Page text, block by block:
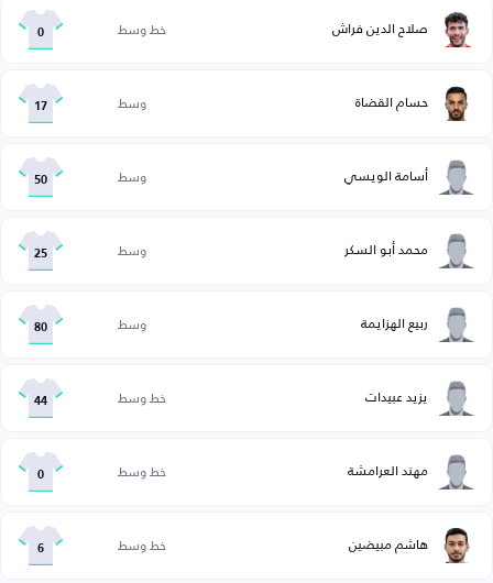
صلاح الدين فراش خط وسط 0
حسام القضاة وسط 17
أسامة الويسي وسط 50
محمد أبو السكر وسط 25
ربيع الهزايمة وسط 80
يزيد عبيدات خط وسط 44
مهند العرامشة خط وسط 0
هاشم مبيضين خط وسط 6